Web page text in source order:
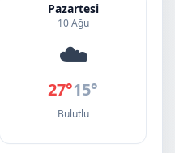
Pazartesi
10 Ağu
☁️
27°15°
Bulutlu